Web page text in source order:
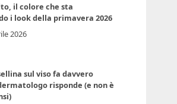
il colore che sta
i look della primavera 2026
2026
sul viso fa davvero
risponde (e non è